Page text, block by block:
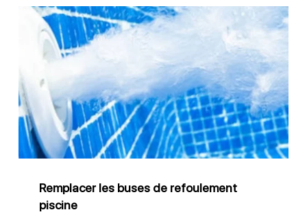
Remplacer
buses
de
refoulement
piscine
Remplacer les buses de refoulement
piscine